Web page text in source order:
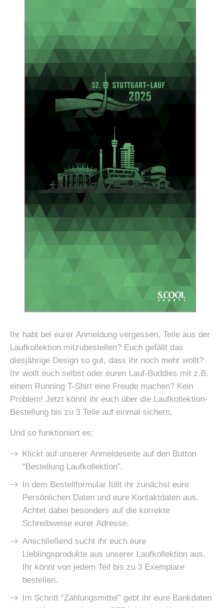
Ihr habt bei eurer Anmeldung vergessen, Teile aus der
Laufkollektion mitzubestellen? Euch gefällt das
diesjährige Design so gut, dass ihr noch mehr wollt?
Ihr wollt euch selbst oder euren Lauf-Buddies mit z.B.
einem Running T-Shirt eine Freude machen? Kein
Problem! Jetzt könnt ihr euch über die Laufkollektion-
Bestellung bis zu 3 Teile auf einmal sichern.
Und so funktioniert es:
Klickt auf unserer Anmeldeseite auf den Button
“Bestellung Laufkollektion”.
In dem Bestellformular füllt ihr zunächst eure
Persönlichen Daten und eure Kontaktdaten aus.
Achtet dabei besonders auf die korrekte
Schreibweise eurer Adresse.
Anschließend sucht ihr euch eure
Lieblingsprodukte aus unserer Laufkollektion aus.
Ihr könnt von jedem Teil bis zu 3 Exemplare
bestellen.
Im Schritt “Zahlungsmittel” gebt ihr eure Bankdaten